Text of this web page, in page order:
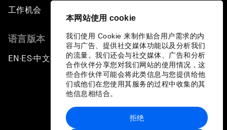
本网站使用 cookie
我们使用 Cookie 来制作贴合用户需求的内
容与广告、提供社交媒体功能以及分析我们
的流量。我们还会与社交媒体、广告和分析
合作伙伴分享您对我们网站的使用情况，这
些合作伙伴可能会将此类信息与您提供给他
们或他们在您使用其服务的过程中收集的其
他信息相结合。
拒绝
工作机会
语言版本
EN ▪ ES▪中文▪ 日本語